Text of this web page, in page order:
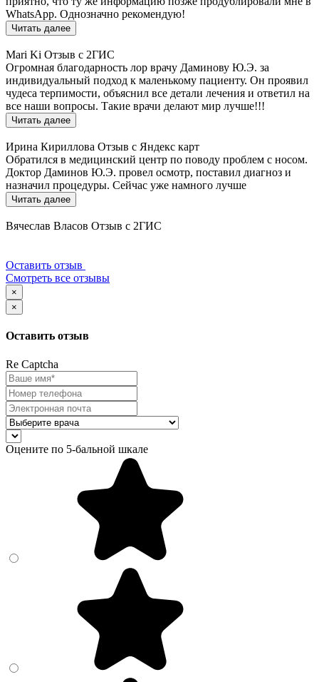
WhatsApp. Однозначно рекомендую!
Читать далее
Mari Ki Отзыв с 2ГИС
Огромная благодарность лор врачу Даминову Ю.Э. за
индивидуальный подход к маленькому пациенту. Он проявил
чудеса терпимости, объяснил все детали лечения и ответил на
все наши вопросы. Такие врачи делают мир лучше!!!
Читать далее
Ирина Кириллова Отзыв с Яндекс карт
Обратился в медицинский центр по поводу проблем с носом.
Доктор Даминов Ю.Э. провел осмотр, поставил диагноз и
назначил процедуры. Сейчас уже намного лучше
Читать далее
Вячеслав Власов Отзыв с 2ГИС
Оставить отзыв
Смотреть все отзывы
×
×
Оставить отзыв
Re Captcha
Оцените по 5-бальной шкале